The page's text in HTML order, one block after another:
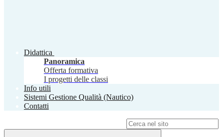
Didattica
Panoramica
Offerta formativa
I progetti delle classi
Info utili
Sistemi Gestione Qualità (Nautico)
Contatti